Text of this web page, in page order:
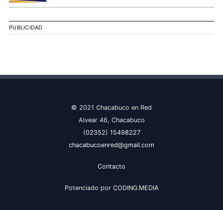
PUBLICIDAD
© 2021 Chacabuco en Red
Alvear 46, Chacabuco
(02352) 15498227
chacabucoenred@gmail.com
Contacto
Potenciado por CODING.MEDIA